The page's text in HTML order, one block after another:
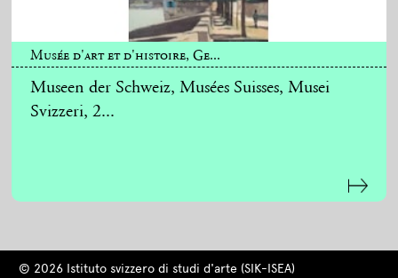
Musée d'art et d'histoire, Ge...
Museen der Schweiz, Musées Suisses, Musei
Svizzeri, 2...
© 2026 Istituto svizzero di studi d'arte (SIK-ISEA)